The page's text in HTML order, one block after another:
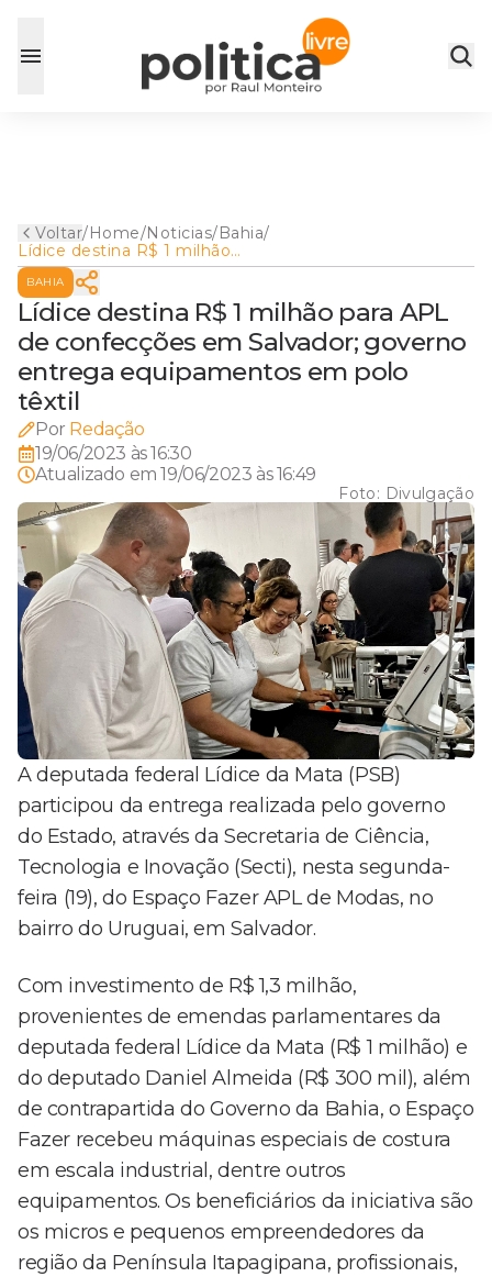
Voltar/Home/Noticias/Bahia/
Lídice destina R$ 1 milhão
para APL de confecções em
Salvador; governo entrega
equipamentos em polo têxtil
BAHIA
Lídice destina R$ 1 milhão para APL
de confecções em Salvador; governo
entrega equipamentos em polo
têxtil
Por Redação
19/06/2023 às 16:30
Atualizado em19/06/2023 às 16:49
Foto: Divulgação
A deputada federal Lídice da Mata (PSB)
participou da entrega realizada pelo governo
do Estado, através da Secretaria de Ciência,
Tecnologia e Inovação (Secti), nesta segunda-
feira (19), do Espaço Fazer APL de Modas, no
bairro do Uruguai, em Salvador.
Com investimento de R$ 1,3 milhão,
provenientes de emendas parlamentares da
deputada federal Lídice da Mata (R$ 1 milhão) e
do deputado Daniel Almeida (R$ 300 mil), além
de contrapartida do Governo da Bahia, o Espaço
Fazer recebeu máquinas especiais de costura
em escala industrial, dentre outros
equipamentos. Os beneficiários da iniciativa são
os micros e pequenos empreendedores da
região da Península Itapagipana, profissionais,